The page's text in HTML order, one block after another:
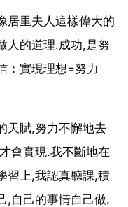
居里夫人這樣偉大的
人的道理.成功,是努
：實現理想=努力
天賦,努力不懈地去
會實現.我不斷地在
習上,我認真聽課,積
,自己的事情自己做.